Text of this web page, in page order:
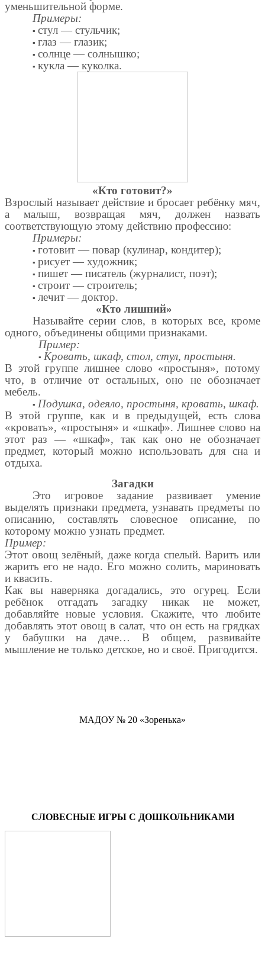
уменьшительной форме.
Примеры:
▪ стул — стульчик;
▪ глаз — глазик;
▪ солнце — солнышко;
▪ кукла — куколка.
«Кто готовит?»
Взрослый называет действие и бросает ребёнку мяч,
а малыш, возвращая мяч, должен назвать
соответствующую этому действию профессию:
Примеры:
▪ готовит — повар (кулинар, кондитер);
▪ рисует — художник;
▪ пишет — писатель (журналист, поэт);
▪ строит — строитель;
▪ лечит — доктор.
«Кто лишний»
Называйте серии слов, в которых все, кроме
одного, объединены общими признаками.
Пример:
▪ Кровать, шкаф, стол, стул, простыня.
В этой группе лишнее слово «простыня», потому
что, в отличие от остальных, оно не обозначает
мебель.
▪ Подушка, одеяло, простыня, кровать, шкаф.
В этой группе, как и в предыдущей, есть слова
«кровать», «простыня» и «шкаф». Лишнее слово на
этот раз — «шкаф», так как оно не обозначает
предмет, который можно использовать для сна и
отдыха.
Загадки
Это игровое задание развивает умение
выделять признаки предмета, узнавать предметы по
описанию, составлять словесное описание, по
которому можно узнать предмет.
Пример:
Этот овощ зелёный, даже когда спелый. Варить или
жарить его не надо. Его можно солить, мариновать
и квасить.
Как вы наверняка догадались, это огурец. Если
ребёнок отгадать загадку никак не может,
добавляйте новые условия. Скажите, что любите
добавлять этот овощ в салат, что он есть на грядках
у бабушки на даче… В общем, развивайте
мышление не только детское, но и своё. Пригодится.
МАДОУ № 20 «Зоренька»
СЛОВЕСНЫЕ ИГРЫ С ДОШКОЛЬНИКАМИ